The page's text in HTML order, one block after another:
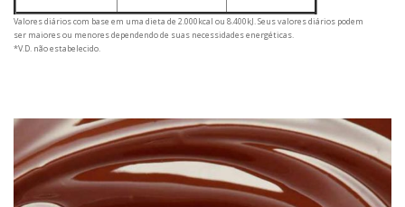
Valores diários com base em uma dieta de 2.000kcal ou 8.400kJ. Seus valores diários podem
ser maiores ou menores dependendo de suas necessidades energéticas.
*V.D. não estabelecido.